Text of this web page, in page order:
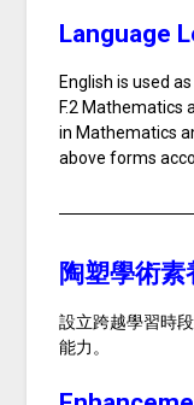
Language
English is used
F.2 Mathematics
in Mathematics
above forms
陶塑學術素
設立跨越學習時
能力。